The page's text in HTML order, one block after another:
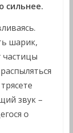
сильнее.
шарик,
частицы
звук –
о